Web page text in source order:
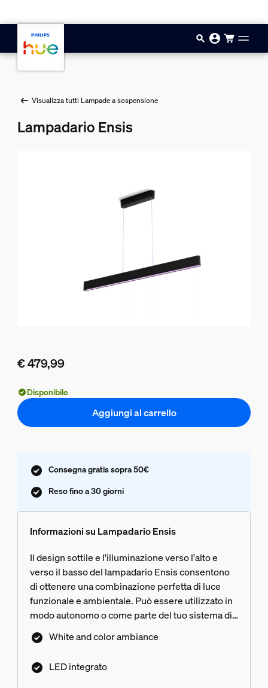
Visualizza tutti Lampade a sospensione
Lampadario Ensis
€ 479,99
Disponibile
Aggiungi al carrello
Consegna gratis sopra 50€
Reso fino a 30 giorni
Informazioni su Lampadario Ensis
Il design sottile e l'illuminazione verso l'alto e
verso il basso del lampadario Ensis consentono
di ottenere una combinazione perfetta di luce
funzionale e ambientale. Può essere utilizzato in
modo autonomo o come parte del tuo sistema di
illuminazione intelligente con il Bridge Hue.
White and color ambiance
LED integrato